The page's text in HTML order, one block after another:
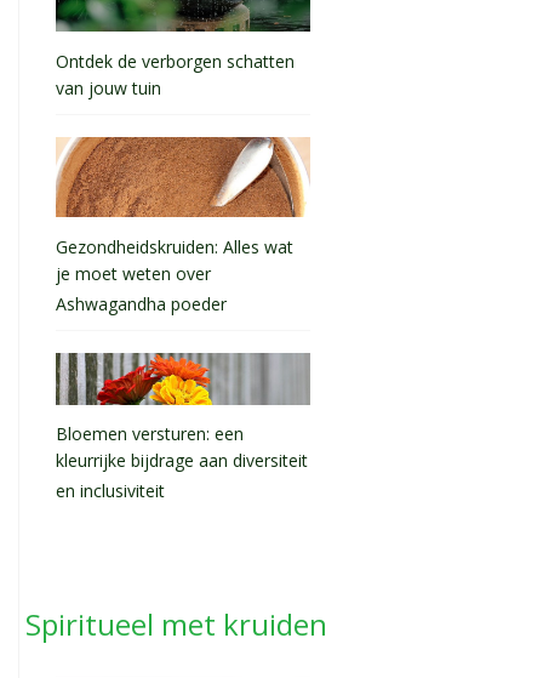
Ontdek de verborgen schatten
van jouw tuin
Gezondheidskruiden: Alles wat
je moet weten over
Ashwagandha poeder
Bloemen versturen: een
kleurrijke bijdrage aan diversiteit
en inclusiviteit
Spiritueel met kruiden